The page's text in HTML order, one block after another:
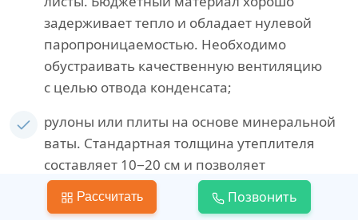
задерживает тепло и обладает нулевой
паропроницаемостью. Необходимо
обустраивать качественную вентиляцию
с целью отвода конденсата;
рулоны или плиты на основе минеральной
ваты. Стандартная толщина утеплителя
составляет 10−20 см и позволяет
предотвратить накапливание конденсата,
а также образование парникового эффекта;
Рассчитать Позвонить